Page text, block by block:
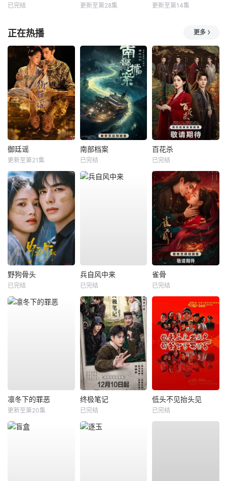
已完结 更新至第28集 更新至第14集
正在热播 更多
御廷谣
更新至第21集
南部档案
已完结
百花杀
已完结
野狗骨头
已完结
兵自风中来
已完结
雀骨
已完结
凛冬下的罪恶
更新至第20集
终极笔记
已完结
低头不见抬头见
已完结